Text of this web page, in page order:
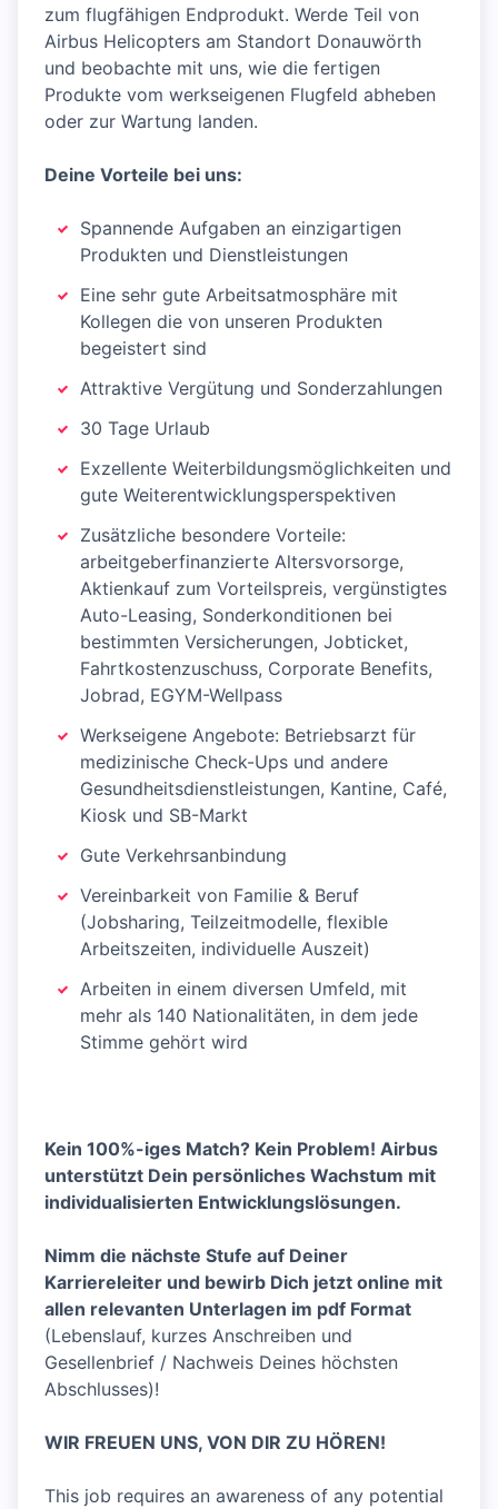
zum flugfähigen Endprodukt. Werde Teil von
Airbus Helicopters am Standort Donauwörth
und beobachte mit uns, wie die fertigen
Produkte vom werkseigenen Flugfeld abheben
oder zur Wartung landen.
Deine Vorteile bei uns:
Spannende Aufgaben an einzigartigen
Produkten und Dienstleistungen
Eine sehr gute Arbeitsatmosphäre mit
Kollegen die von unseren Produkten
begeistert sind
Attraktive Vergütung und Sonderzahlungen
30 Tage Urlaub
Exzellente Weiterbildungsmöglichkeiten und
gute Weiterentwicklungsperspektiven
Zusätzliche besondere Vorteile:
arbeitgeberfinanzierte Altersvorsorge,
Aktienkauf zum Vorteilspreis, vergünstigtes
Auto-Leasing, Sonderkonditionen bei
bestimmten Versicherungen, Jobticket,
Fahrtkostenzuschuss, Corporate Benefits,
Jobrad, EGYM-Wellpass
Werkseigene Angebote: Betriebsarzt für
medizinische Check-Ups und andere
Gesundheitsdienstleistungen, Kantine, Café,
Kiosk und SB-Markt
Gute Verkehrsanbindung
Vereinbarkeit von Familie & Beruf
(Jobsharing, Teilzeitmodelle, flexible
Arbeitszeiten, individuelle Auszeit)
Arbeiten in einem diversen Umfeld, mit
mehr als 140 Nationalitäten, in dem jede
Stimme gehört wird
Kein 100%-iges Match? Kein Problem! Airbus
unterstützt Dein persönliches Wachstum mit
individualisierten Entwicklungslösungen.
Nimm die nächste Stufe auf Deiner
Karriereleiter und bewirb Dich jetzt online mit
allen relevanten Unterlagen im pdf Format
(Lebenslauf, kurzes Anschreiben und
Gesellenbrief / Nachweis Deines höchsten
Abschlusses)!
WIR FREUEN UNS, VON DIR ZU HÖREN!
This job requires an awareness of any potential